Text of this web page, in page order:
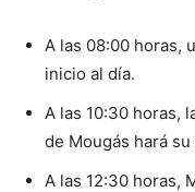
A las 08:00 horas,
inicio al día.
A las 10:30 horas,
de Mougás hará su
A las 12:30 horas,